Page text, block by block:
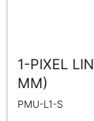
1-PIXEL
MM)
PMU-L1-S